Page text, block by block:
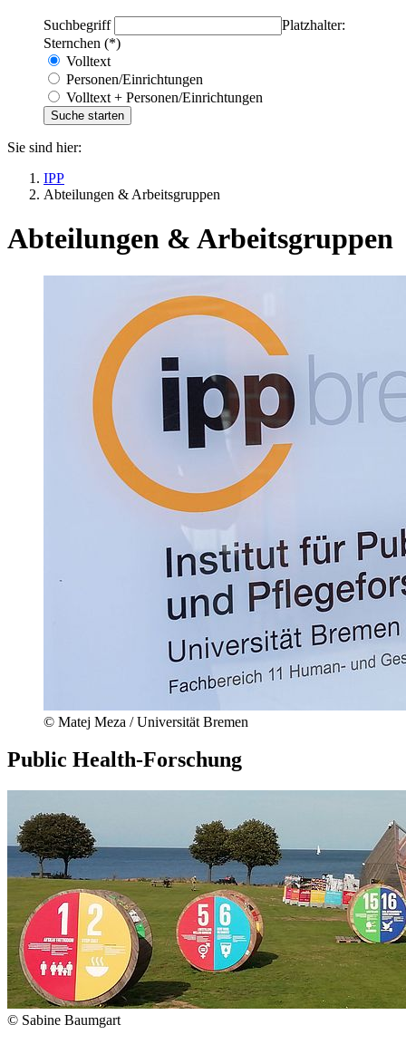
Suchbegriff
Platzhalter:
Sternchen (*)
Volltext
Personen/Einrichtungen
Volltext + Personen/Einrichtungen
Sie sind hier:
IPP
Abteilungen & Arbeitsgruppen
Abteilungen & Arbeitsgruppen
© Matej Meza / Universität Bremen
Public Health-Forschung
© Sabine Baumgart